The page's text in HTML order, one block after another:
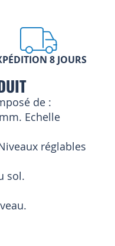
8 JOURS
de :
Echelle
réglables
sol.